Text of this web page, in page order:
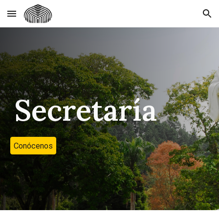
Skip to main content Skip to navigation
Secretaría
Conócenos